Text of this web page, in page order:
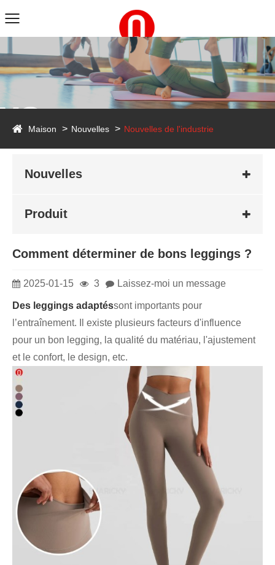
Maison Nouvelles Nouvelles de l'industrie
Nouvelles
Produit
Comment déterminer de bons leggings ?
2025-01-15 3 Laissez-moi un message
Des leggings adaptéssont importants pour
l’entraînement. Il existe plusieurs facteurs d'influence
pour un bon legging, la qualité du matériau, l'ajustement
et le confort, le design, etc.